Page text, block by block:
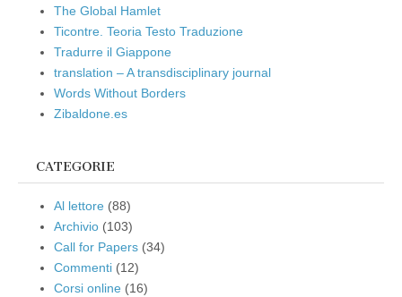
The Global Hamlet
Ticontre. Teoria Testo Traduzione
Tradurre il Giappone
translation – A transdisciplinary journal
Words Without Borders
Zibaldone.es
CATEGORIE
Al lettore (88)
Archivio (103)
Call for Papers (34)
Commenti (12)
Corsi online (16)